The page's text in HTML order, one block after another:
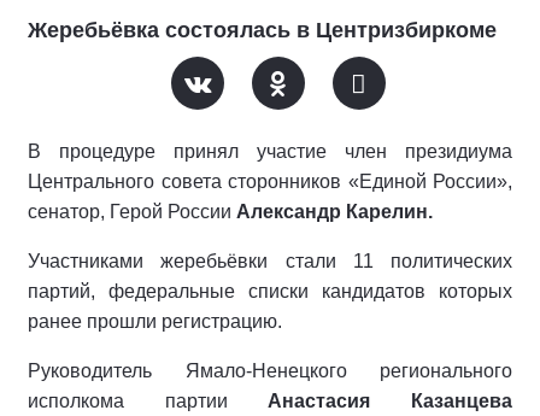
Жеребьёвка состоялась в Центризбиркоме
В процедуре принял участие член президиума
Центрального совета сторонников «Единой России»,
сенатор, Герой России Александр Карелин.
Участниками жеребьёвки стали 11 политических
партий, федеральные списки кандидатов которых
ранее прошли регистрацию.
Руководитель Ямало-Ненецкого регионального
исполкома партии Анастасия Казанцева